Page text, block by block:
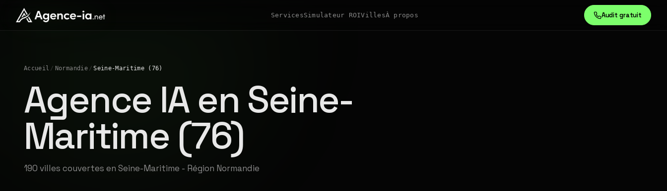
ServicesSimulateur ROIVillesÀ propos Audit gratuit
Accueil / Normandie / Seine-Maritime (76)
Agence IA en Seine-
Maritime (76)
190 villes couvertes en Seine-Maritime - Région Normandie